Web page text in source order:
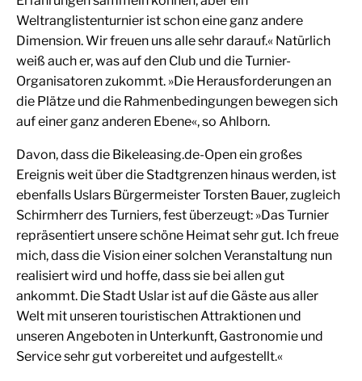
Weltranglistenturnier ist schon eine ganz andere
Dimension. Wir freuen uns alle sehr darauf.« Natürlich
weiß auch er, was auf den Club und die Turnier-
Organisatoren zukommt. »Die Herausforderungen an
die Plätze und die Rahmenbedingungen bewegen sich
auf einer ganz anderen Ebene«, so Ahlborn.
Davon, dass die Bikeleasing.de-Open ein großes
Ereignis weit über die Stadtgrenzen hinaus werden, ist
ebenfalls Uslars Bürgermeister Torsten Bauer, zugleich
Schirmherr des Turniers, fest überzeugt: »Das Turnier
repräsentiert unsere schöne Heimat sehr gut. Ich freue
mich, dass die Vision einer solchen Veranstaltung nun
realisiert wird und hoffe, dass sie bei allen gut
ankommt. Die Stadt Uslar ist auf die Gäste aus aller
Welt mit unseren touristischen Attraktionen und
unseren Angeboten in Unterkunft, Gastronomie und
Service sehr gut vorbereitet und aufgestellt.«